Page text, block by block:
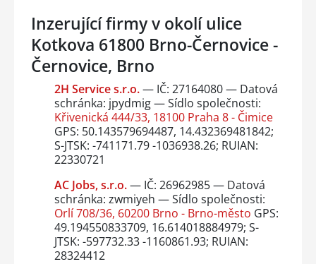
Inzerující firmy v okolí ulice
Kotkova 61800 Brno-Černovice -
Černovice, Brno
2H Service s.r.o.— IČ: 27164080 — Datová
schránka: jpydmig — Sídlo společnosti:
Křivenická 444/33, 18100 Praha 8 - Čimice
GPS: 50.143579694487, 14.432369481842;
S-JTSK: -741171.79 -1036938.26; RUIAN:
22330721
AC Jobs, s.r.o.— IČ: 26962985 — Datová
schránka: zwmiyeh — Sídlo společnosti:
Orlí 708/36, 60200 Brno - Brno-město GPS:
49.194550833709, 16.614018884979; S-
JTSK: -597732.33 -1160861.93; RUIAN:
28324412